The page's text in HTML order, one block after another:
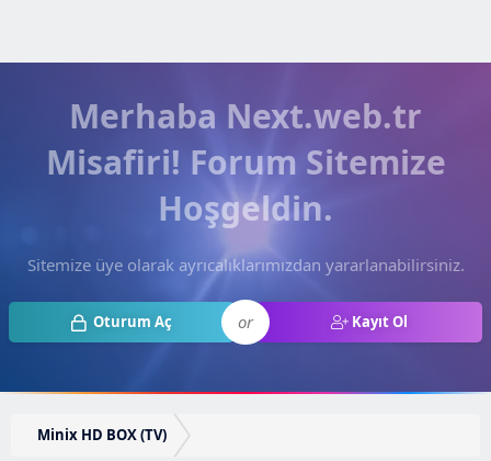
Merhaba Next.web.tr
Misafiri! Forum Sitemize
Hoşgeldin.
Sitemize üye olarak ayrıcalıklarımızdan yararlanabilirsiniz.
Oturum Aç or Kayıt Ol
Minix HD BOX (TV)